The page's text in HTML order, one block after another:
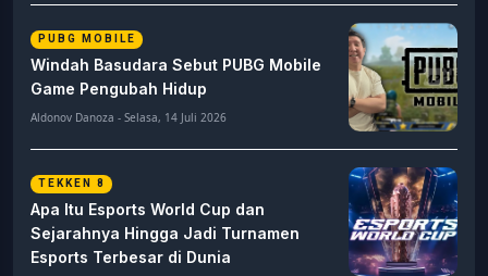
PUBG MOBILE
Windah Basudara Sebut PUBG Mobile
Game Pengubah Hidup
Aldonov Danoza - Selasa, 14 Juli 2026
TEKKEN 8
Apa Itu Esports World Cup dan
Sejarahnya Hingga Jadi Turnamen
Esports Terbesar di Dunia